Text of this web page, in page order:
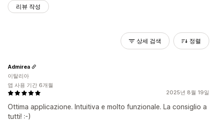
리뷰 작성
상세 검색 정렬
2025년 8월 19일
Ottima applicazione. Intuitiva e molto funzionale. La consiglio a
tutti! :-)
Admirea
이탈리아
앱 사용 기간 6개월